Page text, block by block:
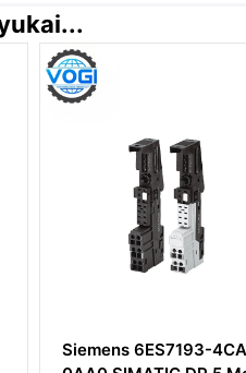
Modul Siemens